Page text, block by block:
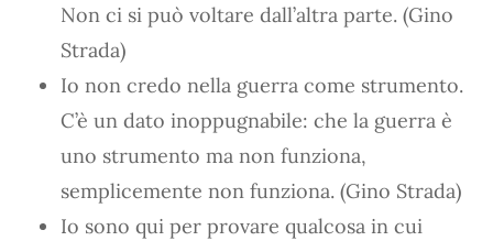
Non ci si può voltare dall’altra parte. (Gino
Strada)
Io non credo nella guerra come strumento.
C’è un dato inoppugnabile: che la guerra è
uno strumento ma non funziona,
semplicemente non funziona. (Gino Strada)
Io sono qui per provare qualcosa in cui